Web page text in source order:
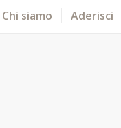
Chi siamo Aderisci